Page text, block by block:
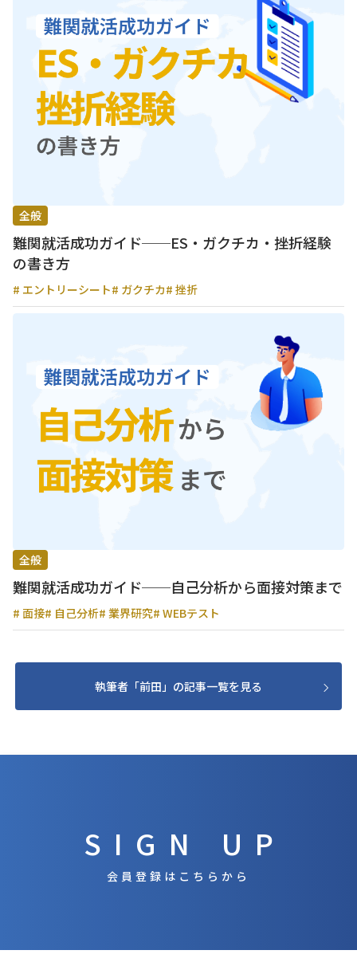
全般
難関就活成功ガイド──ES・ガクチカ・挫折経験
の書き方
# エントリーシート# ガクチカ# 挫折
全般
難関就活成功ガイド──自己分析から面接対策まで
# 面接# 自己分析# 業界研究# WEBテスト
執筆者「前田」の記事一覧を見る
SIGN UP
会員登録はこちらから